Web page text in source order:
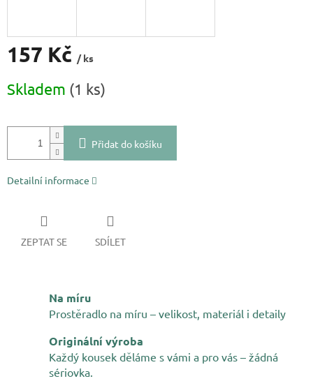
157 Kč / ks
cena:
Skladem (1 ks)
Přidat do košíku
Detailní informace
ZEPTAT SE SDÍLET
Na míru
Prostěradlo na míru – velikost, materiál i detaily
Originální výroba
Každý kousek děláme s vámi a pro vás – žádná
sériovka.